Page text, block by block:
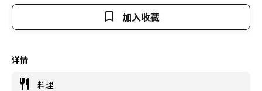
加入收藏
详情
料理